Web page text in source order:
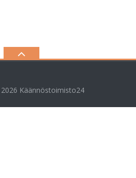
Käännöstoimisto24